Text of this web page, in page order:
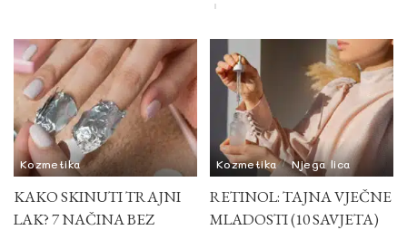
Kozmetika
KAKO SKINUTI TRAJNI
LAK? 7 NAČINA BEZ
Kozmetika Njega lica
RETINOL: TAJNA VJEČNE
MLADOSTI (10 SAVJETA)